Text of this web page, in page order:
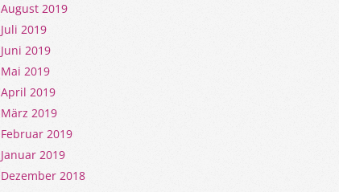
August 2019
Juli 2019
Juni 2019
Mai 2019
April 2019
März 2019
Februar 2019
Januar 2019
Dezember 2018